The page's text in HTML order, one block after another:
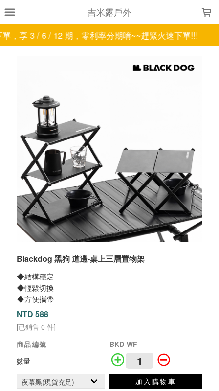
吉米露戶外
/ 12 期，零利率分期唷~~趕緊火速下單!!!
Blackdog 黑狗 道邊-桌上三層置物架
◆結構穩定
◆輕鬆切換
◆方便攜帶
NTD 588
[已銷售 0 件]
商品編號
BKD-WF
數量
加入購物車